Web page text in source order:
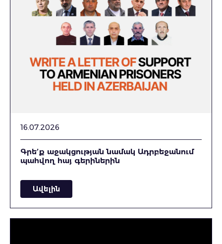
16.07.2026
Գրե’ք աջակցության նամակ Ադրբեջանում
պահվող հայ գերիներին
Ավելին